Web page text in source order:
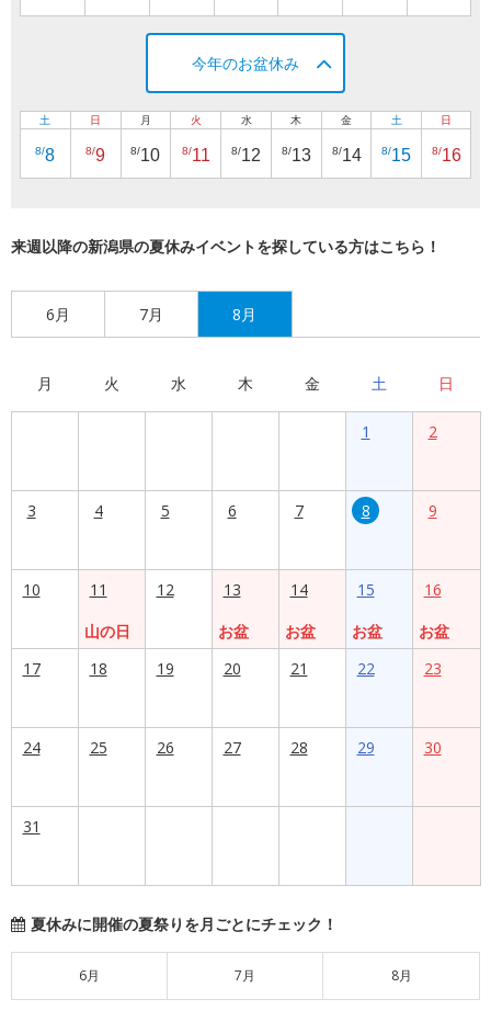
今年のお盆休み
土
8/8
日
8/9
月
8/10
火
8/11
水
8/12
木
8/13
金
8/14
土
8/15
日
8/16
来週以降の新潟県の夏休みイベントを探している方はこちら！
6月 7月 8月
月 火 水 木 金 土 日
1 2
3 4 5 6 7 8 9
10
11
山の日
12
13
お盆
14
お盆
15
お盆
16
お盆
17
18 19 20 21 22 23
24 25 26 27 28 29 30
31
夏休みに開催の夏祭りを月ごとにチェック！
6月 7月 8月